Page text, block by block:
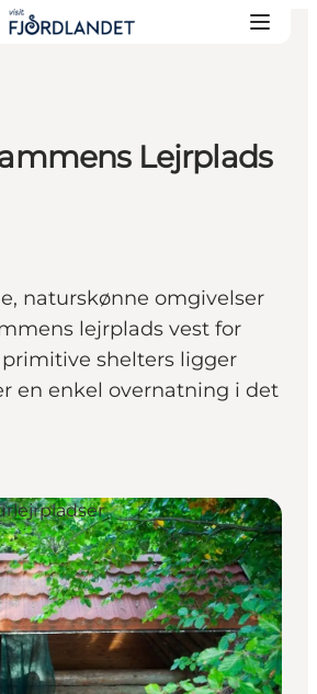
Lejrplads
naturskønne omgivelser
lejrplads vest for
primitive shelters ligger
en enkel overnatning i det